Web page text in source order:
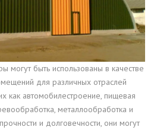
могут быть использованы в качестве
для различных отраслей
как автомобилестроение, пищевая
металлообработка и
и долговечности, они могут